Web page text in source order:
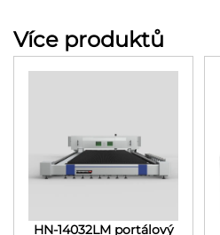
Více produktů
HN-14032LM portálový